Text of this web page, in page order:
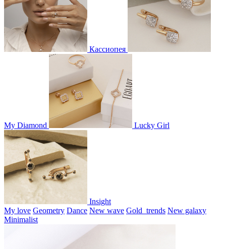
Кассиопея
My Diamond Lucky Girl
Insight
My love Geometry Dance New wave Gold_trends New galaxy
Minimalist